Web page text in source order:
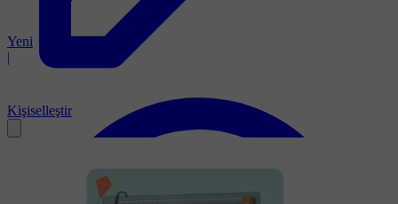
Yeni
|
Kişiselleştir